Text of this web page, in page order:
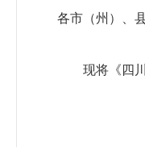
各市（州）、
现将《四